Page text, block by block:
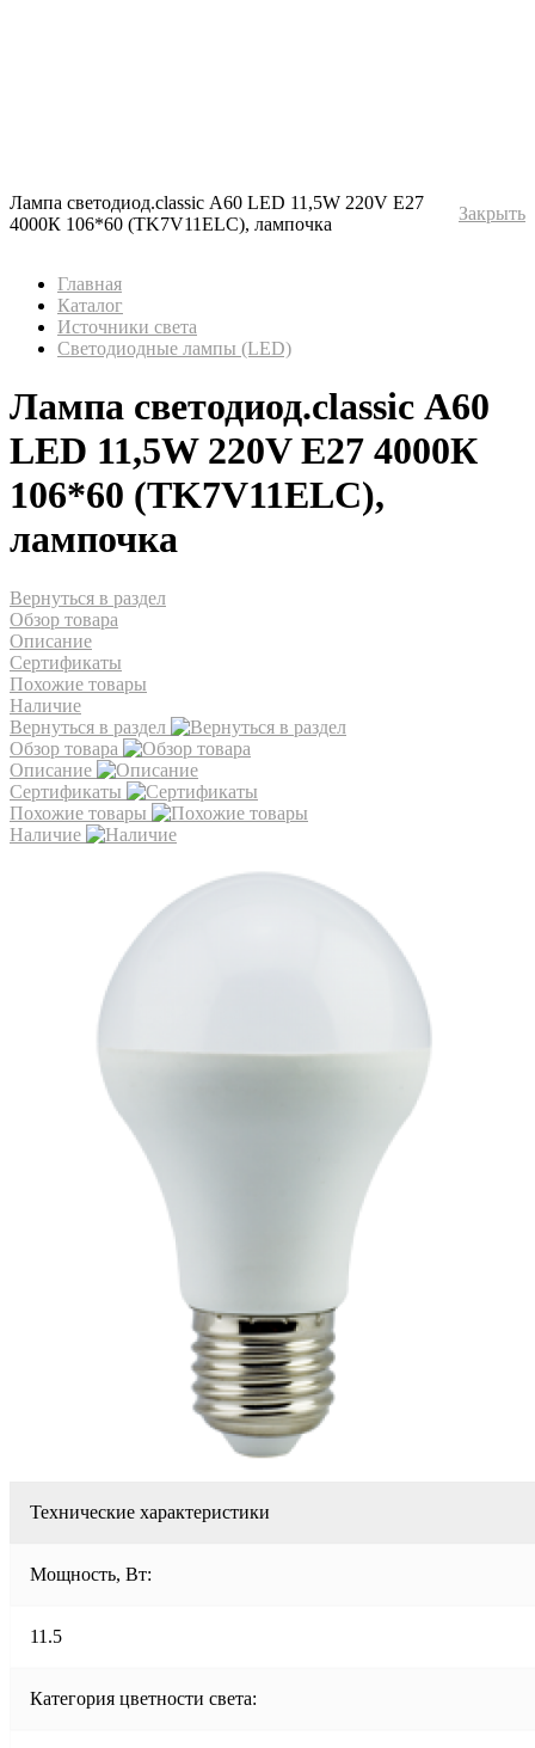
Лампа светодиод.classic А60 LED 11,5W 220V E27
4000К 106*60 (TK7V11ELC), лампочка
Закрыть
Главная
Каталог
Источники света
Светодиодные лампы (LED)
Лампа светодиод.classic А60
LED 11,5W 220V E27 4000К
106*60 (TK7V11ELC),
лампочка
Вернуться в раздел
Обзор товара
Описание
Сертификаты
Похожие товары
Наличие
Вернуться в раздел
Обзор товара
Описание
Сертификаты
Похожие товары
Наличие
Технические характеристики
Мощность, Вт:
11.5
Категория цветности света: